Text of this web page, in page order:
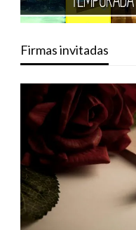
Firmas invitadas